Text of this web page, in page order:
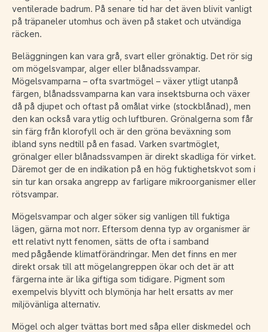
ventilerade badrum. På senare tid har det även blivit vanligt
på träpaneler utomhus och även på staket och utvändiga
räcken.
Beläggningen kan vara grå, svart eller grönaktig. Det rör sig
om mögelsvampar, alger eller blånadssvampar.
Mögelsvamparna – ofta svartmögel – växer ytligt utanpå
färgen, blånadssvamparna kan vara insektsburna och växer
då på djupet och oftast på omålat virke (stockblånad), men
den kan också vara ytlig och luftburen. Grönalgerna som får
sin färg från klorofyll och är den gröna beväxning som
ibland syns nedtill på en fasad. Varken svartmöglet,
grönalger eller blånadssvampen är direkt skadliga för virket.
Däremot ger de en indikation på en hög fuktighetskvot som i
sin tur kan orsaka angrepp av farligare mikroorganismer eller
rötsvampar.
Mögelsvampar och alger söker sig vanligen till fuktiga
lägen, gärna mot norr. Eftersom denna typ av organismer är
ett relativt nytt fenomen, sätts de ofta i samband
med pågående klimatförändringar. Men det finns en mer
direkt orsak till att mögelangreppen ökar och det är att
färgerna inte är lika giftiga som tidigare. Pigment som
exempelvis blyvitt och blymönja har helt ersatts av mer
miljövänliga alternativ.
Mögel och alger tvättas bort med såpa eller diskmedel och